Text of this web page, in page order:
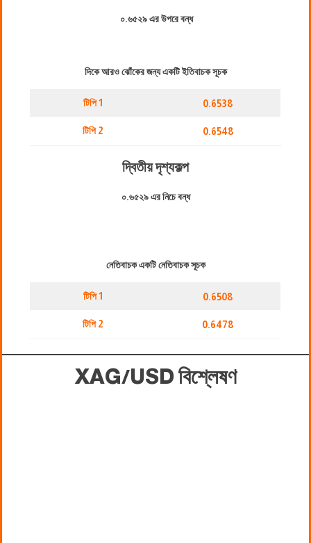
০.৬৫২৯ এর উপরে বন্ধ
দিকে আরও ঝোঁকের জন্য একটি ইতিবাচক সূচক
টিপি 1 0.6538
টিপি 2 0.6548
দ্বিতীয় দৃশ্যকল্প
০.৬৫২৯ এর নিচে বন্ধ
নেতিবাচক একটি নেতিবাচক সূচক
টিপি 1 0.6508
টিপি 2 0.6478
XAG/USDবিশ্লেষণ